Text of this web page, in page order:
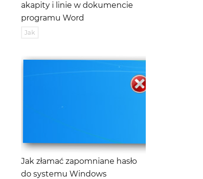
akapity i linie w dokumencie
programu Word
Jak
Jak złamać zapomniane hasło
do systemu Windows